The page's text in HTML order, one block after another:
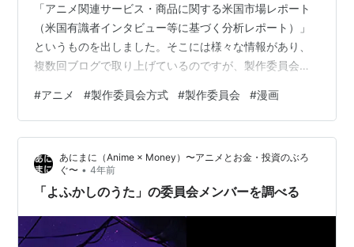
「アニメ関連サービス・商品に関する米国市場レポート
（米国有識者インタビュー等に基づく分析レポート）」
というものを出しました。そこには様々な情報があり、
複数回ブログで取り上げているのですが、製作委員会に
年、米国で成功した「ONE PIECE」、「鬼滅の刃」、
「俺だけレベルアップな件」、「君たちはどう生きる
か」などの IP のマーケティングで共通した特徴として、
①日米の関係者が早くからマーケティング戦略を米国
（世界）向けに練ることができていた点と、②リリース
やイベントが日米（世界）でほぼ同時に行われ…
#アニメ #製作委員会方式 #製作委員会 #漫画
あにまに（Anime × Money）〜アニメとお金・投資のぶろ
ぐ〜 • 4年前
「よふかしのうた」の委員会メンバーを調べる